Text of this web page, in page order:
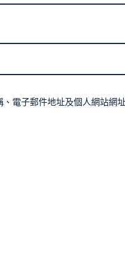
、電子郵件地址及個人網站網